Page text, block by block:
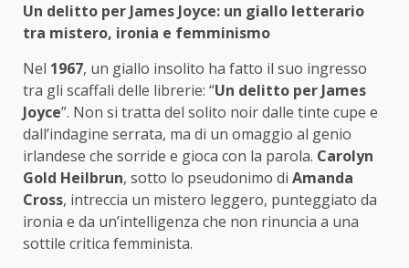
Un delitto per James Joyce: un giallo letterario
tra mistero, ironia e femminismo
Nel 1967, un giallo insolito ha fatto il suo ingresso
tra gli scaffali delle librerie: “Un delitto per James
Joyce”. Non si tratta del solito noir dalle tinte cupe e
dall’indagine serrata, ma di un omaggio al genio
irlandese che sorride e gioca con la parola. Carolyn
Gold Heilbrun, sotto lo pseudonimo di Amanda
Cross, intreccia un mistero leggero, punteggiato da
ironia e da un’intelligenza che non rinuncia a una
sottile critica femminista.